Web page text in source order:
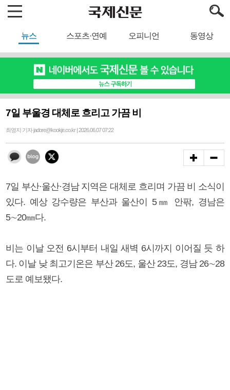
뉴스 스포츠·연예 오피니언 동영상
7일 부울경 대체로 흐리고 가끔 비
최영지 기자 jadore@kookje.co.kr | 2026.06.07 07:22
7일 부산·울산·경남 지역은 대체로 흐리며 가끔 비 소식이
있다. 예상 강수량은 부산과 울산이 5㎜ 안팎, 경남은
5∼20㎜다.
비는 이날 오전 6시부터 내일 새벽 6시까지 이어질 듯 하
다. 이날 낮 최고기온은 부산 26도, 울산 23도, 경남 26∼28
도로 예보됐다.